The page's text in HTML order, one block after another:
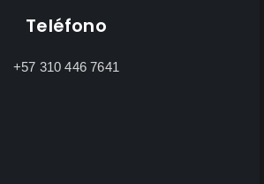
Teléfono
+57 310 446 7641